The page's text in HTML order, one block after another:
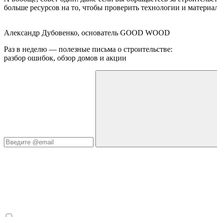
больше ресурсов на то, чтобы проверить технологии и
Александр Дубовенко, основатель GOOD WOOD
Раз в неделю — полезные письма о строительстве:
разбор ошибок, обзор домов и акции